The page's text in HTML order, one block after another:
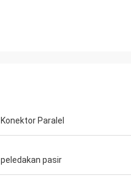
Konektor Paralel
peledakan pasir